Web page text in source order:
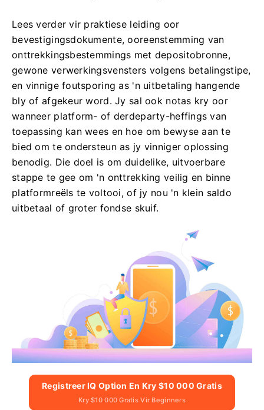
Lees verder vir praktiese leiding oor
bevestigingsdokumente, ooreenstemming van
onttrekkingsbestemmings met depositobronne,
gewone verwerkingsvensters volgens betalingstipe,
en vinnige foutsporing as 'n uitbetaling hangende
bly of afgekeur word. Jy sal ook notas kry oor
wanneer platform- of derdeparty-heffings van
toepassing kan wees en hoe om bewyse aan te
bied om te ondersteun as jy vinniger oplossing
benodig. Die doel is om duidelike, uitvoerbare
stappe te gee om 'n onttrekking veilig en binne
platformreëls te voltooi, of jy nou 'n klein saldo
uitbetaal of groter fondse skuif.
Registreer IQ Option En Kry $10 000 Gratis
Kry $10 000 Gratis Vir Beginners